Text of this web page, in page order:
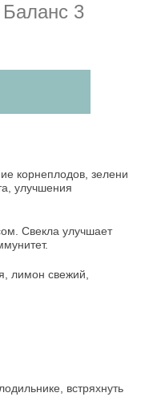
Баланс 3
корнеплодов, зелени
улучшения
Свекла улучшает
лимон свежий,
встряхнуть